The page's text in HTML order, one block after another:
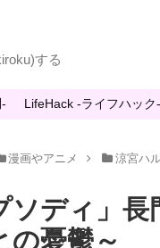
する
LifeHack -ライフハック-
漫画やアニメ 涼宮ハ
ソディ」
の憂鬱～